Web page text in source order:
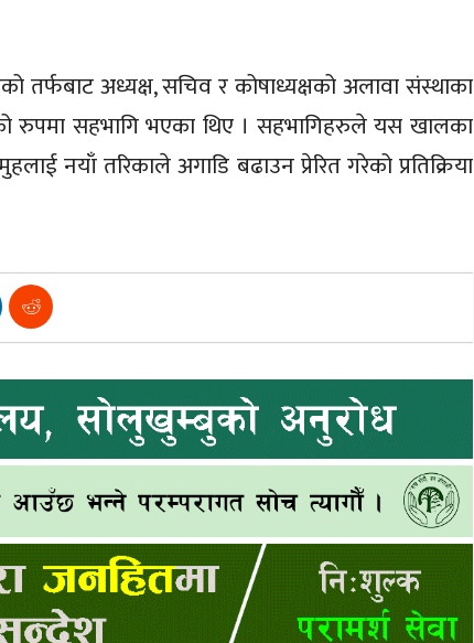
तर्फबाट अध्यक्ष, सचिव र कोषाध्यक्षको अलावा संस्थाका
रुपमा सहभागि भएका थिए । सहभागिहरुले यस खालका
नयाँ तरिकाले अगाडि बढाउन प्रेरित गरेको प्रतिक्रिया